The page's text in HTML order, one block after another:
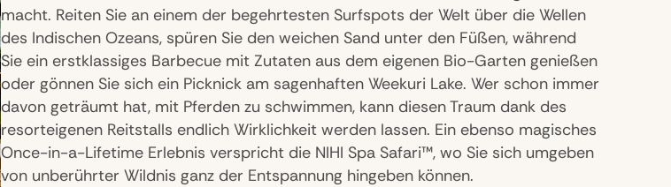
macht. Reiten Sie an einem der begehrtesten Surfspots der Welt über die Wellen
des Indischen Ozeans, spüren Sie den weichen Sand unter den Füßen, während
Sie ein erstklassiges Barbecue mit Zutaten aus dem eigenen Bio-Garten genießen
oder gönnen Sie sich ein Picknick am sagenhaften Weekuri Lake. Wer schon immer
davon geträumt hat, mit Pferden zu schwimmen, kann diesen Traum dank des
resorteigenen Reitstalls endlich Wirklichkeit werden lassen. Ein ebenso magisches
Once-in-a-Lifetime Erlebnis verspricht die NIHI Spa Safari™, wo Sie sich umgeben
von unberührter Wildnis ganz der Entspannung hingeben können.